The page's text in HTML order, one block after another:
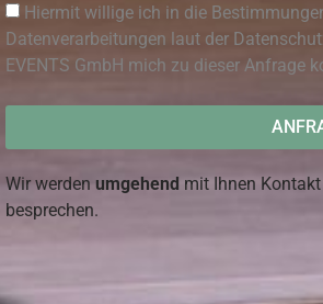
Hiermit willige ich in die
Datenverarbeitungen laut der
EVENTS GmbH mich zu dieser Anfrage
Wir werden umgehend mit Ihnen
besprechen.